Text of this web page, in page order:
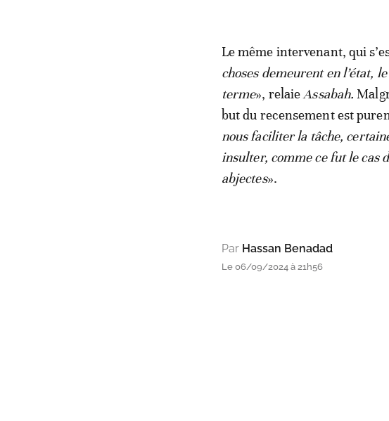
Le même intervenant, qui
choses demeurent en l’état,
terme», relaie Assabah.
but du recensement est
nous faciliter la tâche,
insulter, comme ce fut le cas
abjectes».
Par Hassan Benadad
Le 06/09/2024 à 21h56